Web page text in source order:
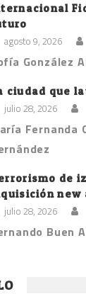
agosto 9, 2026
González
ciudad que
julio 28, 2026
Fernanda
de
new
julio 28, 2026
Buen